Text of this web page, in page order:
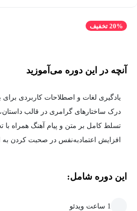
20% تخفیف
آنچه در این دوره می‌آموزید
یادگیری لغات و اصطلاحات کاربردی
درک ساختارهای گرامری در قالب
تسلط کامل بر متن و پیام آهنگ همراه با
افزایش اعتمادبه‌نفس در صحبت کردن به
این دوره شامل:
1 ساعت ویدئو